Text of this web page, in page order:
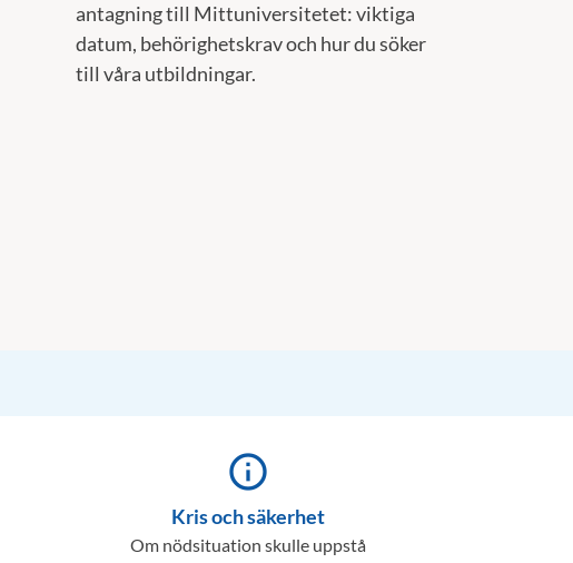
antagning till Mittuniversitetet: viktiga
datum, behörighetskrav och hur du söker
till våra utbildningar.
info_outline
Kris och säkerhet
Om nödsituation skulle uppstå